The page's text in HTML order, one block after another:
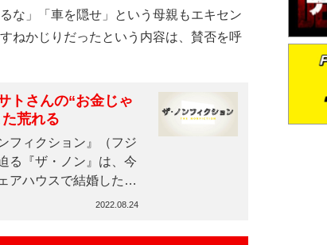
な」「車を隠せ」という母親もエキセン
ねかじりだったという内容は、賛否を呼
トさんの“お金じゃ
荒れる
フィクション』（フジ
る『ザ・ノン』は、今
アハウスで結婚した
2022.08.24